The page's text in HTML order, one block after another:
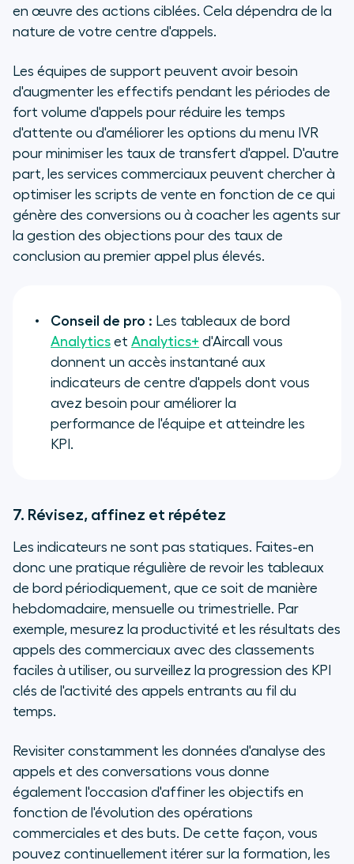
en œuvre des actions ciblées. Cela dépendra de la
nature de votre centre d'appels.
Les équipes de support peuvent avoir besoin
d'augmenter les effectifs pendant les périodes de
fort volume d'appels pour réduire les temps
d'attente ou d'améliorer les options du menu IVR
pour minimiser les taux de transfert d'appel. D'autre
part, les services commerciaux peuvent chercher à
optimiser les scripts de vente en fonction de ce qui
génère des conversions ou à coacher les agents sur
la gestion des objections pour des taux de
conclusion au premier appel plus élevés.
Conseil de pro : Les tableaux de bord
Analytics et Analytics+ d'Aircall vous
donnent un accès instantané aux
indicateurs de centre d'appels dont vous
avez besoin pour améliorer la
performance de l'équipe et atteindre les
KPI.
7. Révisez, affinez et répétez
Les indicateurs ne sont pas statiques. Faites-en
donc une pratique régulière de revoir les tableaux
de bord périodiquement, que ce soit de manière
hebdomadaire, mensuelle ou trimestrielle. Par
exemple, mesurez la productivité et les résultats des
appels des commerciaux avec des classements
faciles à utiliser, ou surveillez la progression des KPI
clés de l'activité des appels entrants au fil du
temps.
Revisiter constamment les données d'analyse des
appels et des conversations vous donne
également l'occasion d'affiner les objectifs en
fonction de l'évolution des opérations
commerciales et des buts. De cette façon, vous
pouvez continuellement itérer sur la formation, les